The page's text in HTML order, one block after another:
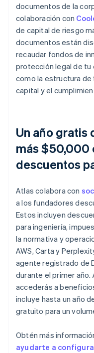
documentos de la
colaboración con
de capital de riesgo
documentos están
recaudar fondos de
protección legal de tu
como la estructura
capital y el
Un año gratis
más $50,000
descuentos
Atlas colabora con
a los fundadores
Estos incluyen
para ingeniería,
la normativa y
AWS, Carta y
agente registrado de
durante el primer año.
accederás a
incluye hasta un año
gratuito para un
Obtén más
ayudarte a